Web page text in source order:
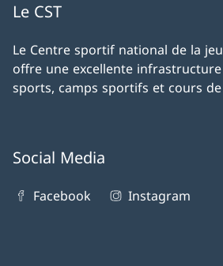
Le CST
Le Centre sportif national de la
offre une excellente
sports, camps sportifs et cours
Social Media
Facebook Instagram